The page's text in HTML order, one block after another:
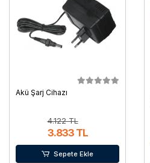
Akü Şarj Cihazı
4.122 TL
3.833 TL
Sepete Ekle